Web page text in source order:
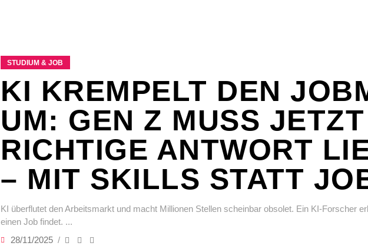
STUDIUM & JOB
KI KREMPELT DEN
UM: GEN Z MUSS
RICHTIGE ANTWORT
– MIT SKILLS STATT
KI überflutet den Arbeitsmarkt und macht Millionen Stellen scheinbar obsolet. Ein KI-Forscher
einen Job findet.
28/11/2025